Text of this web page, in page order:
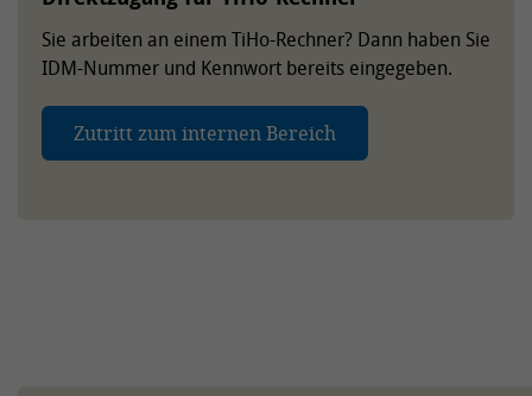
Sie arbeiten an einem TiHo-Rechner? Dann haben Sie
IDM-Nummer und Kennwort bereits eingegeben.
Zutritt zum internen Bereich